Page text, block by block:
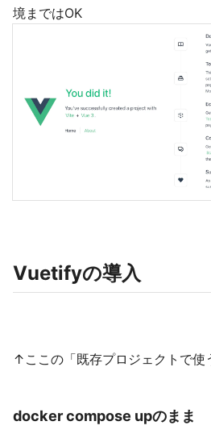
境まではOK
Vuetifyの導入
↑ここの「既存プロジェクトで使
docker compose upのまま